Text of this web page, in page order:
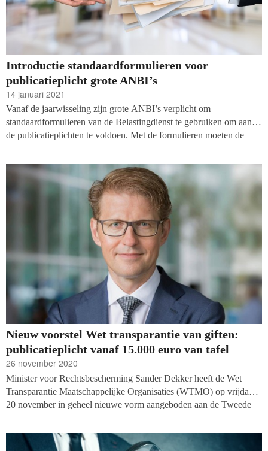
Introductie standaardformulieren voor
publicatieplicht grote ANBI’s
14 januari 2021
Vanaf de jaarwisseling zijn grote ANBI’s verplicht om
standaardformulieren van de Belastingdienst te gebruiken om aan
de publicatieplichten te voldoen. Met de formulieren moeten de
bestuursstructuur en beleidsplannen. Voorheen was de vorm waarin
de informatie aangeleverd werd niet van belang. CBF Erkende
goede doelen hoeven echter niets te doen: voor hen volstaat het
Nieuw voorstel Wet transparantie van giften:
publicatieplicht vanaf 15.000 euro van tafel
26 november 2020
Minister voor Rechtsbescherming Sander Dekker heeft de Wet
Transparantie Maatschappelijke Organisaties (WTMO) op vrijdag
20 november in geheel nieuwe vorm aangeboden aan de Tweede
goededoelensector onder vuur, omdat er een publicatieplicht voor
giften boven de 15.000 euro mee gemoeid ging. Die maatregel is in